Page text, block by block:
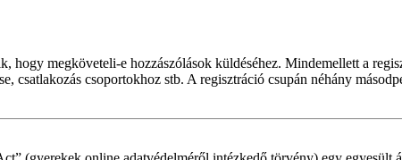
megköveteli-e hozzászólások küldéséhez. Mindemellett a
csatlakozás csoportokhoz stb. A regisztráció csupán néhány